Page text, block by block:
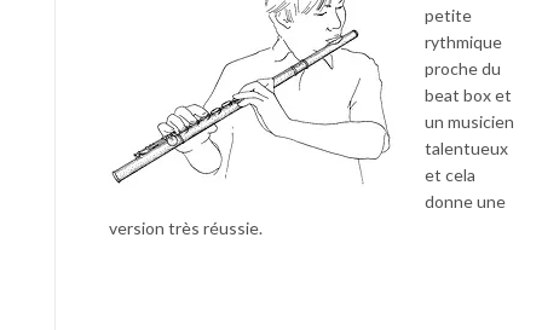
petite
rythmique
proche du
beat box et
un musicien
talentueux
et cela
donne une
version très réussie.